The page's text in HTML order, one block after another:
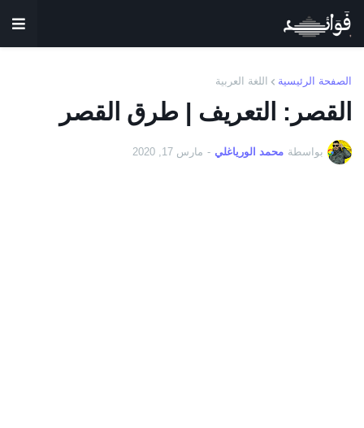
الصفحة الرئيسية اللغة العربية
القصر: التعريف | طرق القصر
بواسطة محمد الورياغلي - مارس 17, 2020